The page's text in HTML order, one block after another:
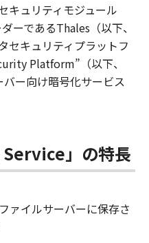
キュリティモジュール
ーであるThales（以下、
セキュリティプラットフ
Platform”（以下、
ー向け暗号化サービス
」の特長
ァイルサーバーに保存さ